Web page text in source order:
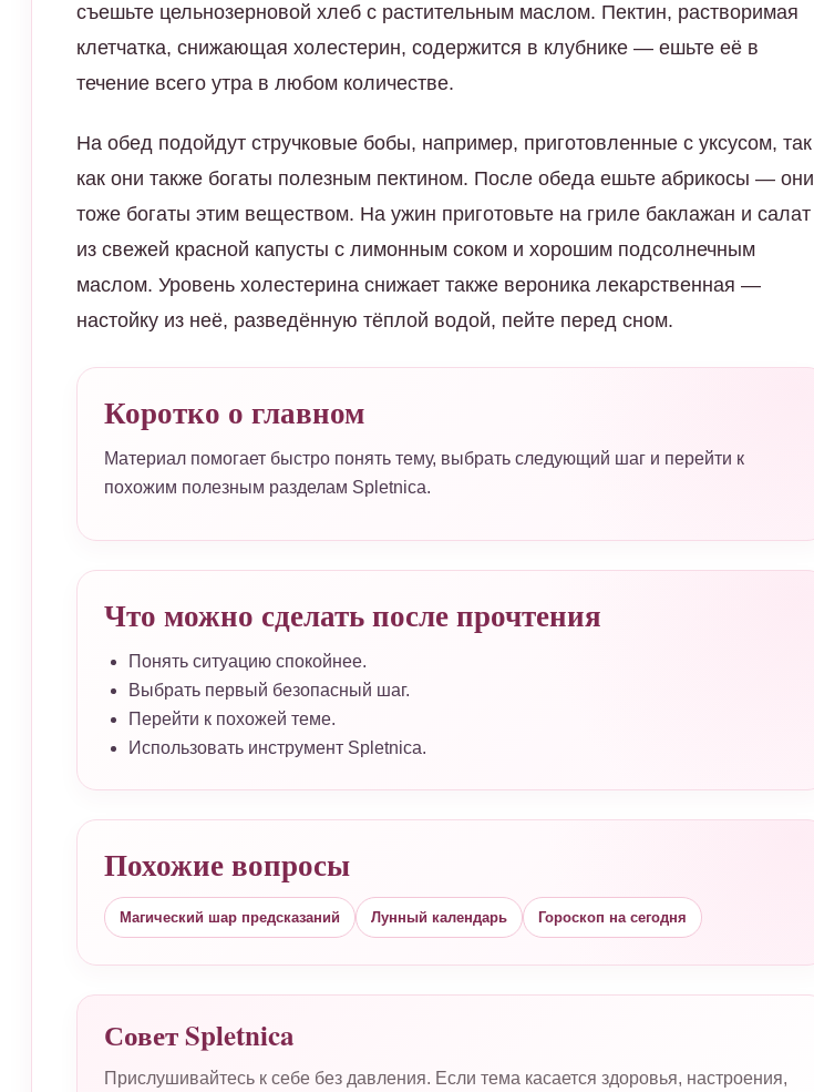
съешьте цельнозерновой хлеб с растительным маслом. Пектин, растворимая
клетчатка, снижающая холестерин, содержится в клубнике — ешьте её в
течение всего утра в любом количестве.
На обед подойдут стручковые бобы, например, приготовленные с уксусом, так
как они также богаты полезным пектином. После обеда ешьте абрикосы — они
тоже богаты этим веществом. На ужин приготовьте на гриле баклажан и салат
из свежей красной капусты с лимонным соком и хорошим подсолнечным
маслом. Уровень холестерина снижает также вероника лекарственная —
настойку из неё, разведённую тёплой водой, пейте перед сном.
Коротко о главном
Материал помогает быстро понять тему, выбрать следующий шаг и перейти к
похожим полезным разделам Spletnica.
Что можно сделать после прочтения
Понять ситуацию спокойнее.
Выбрать первый безопасный шаг.
Перейти к похожей теме.
Использовать инструмент Spletnica.
Похожие вопросы
Магический шар предсказаний Лунный календарь Гороскоп на сегодня
Совет Spletnica
Прислушивайтесь к себе без давления. Если тема касается здоровья, настроения,